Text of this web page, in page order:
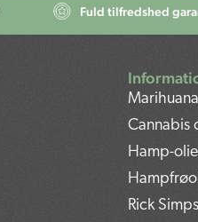
Fuld tilfredshed
Cannabis
Hamp-olie
Rick